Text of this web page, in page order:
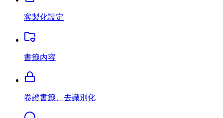
客製化設定
書籤內容
卷證書籤、去識別化